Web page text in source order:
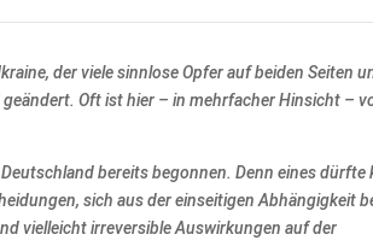
der viele sinnlose Opfer auf beiden Seiten
Oft ist hier – in mehrfacher Hinsicht –
bereits begonnen. Denn eines dürfte
sich aus der einseitigen Abhängigkeit
vielleicht irreversible Auswirkungen auf der